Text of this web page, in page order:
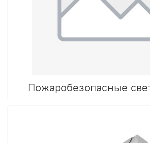
Пожаробезопасные